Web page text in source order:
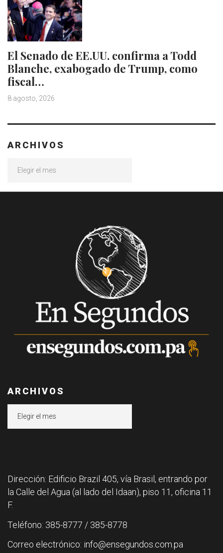
El Senado de EE.UU. confirma a Todd
Blanche, exabogado de Trump, como
fiscal…
8 agosto, 2026
ARCHIVOS
ARCHIVOS
Dirección: Edificio Brazil 405, vía Brasil, entrando por
la Calle del Agua (al lado del Idaan), piso 11, oficina 11
F.
Teléfono: 385-8777 / 385-8778
Correo electrónico: info@ensegundos.com.pa